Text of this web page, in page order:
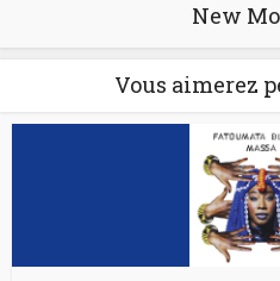
New
Vous aimerez